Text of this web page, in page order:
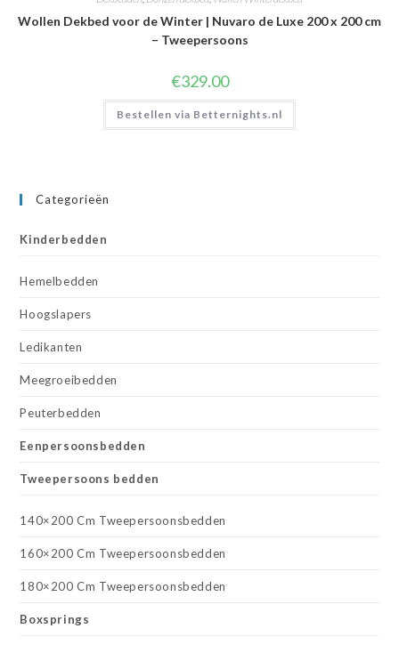
Wollen Dekbed voor de Winter | Nuvaro de Luxe 200 x 200 cm
– Tweepersoons
€329.00
Bestellen via Betternights.nl
Categorieën
Kinderbedden
Hemelbedden
Hoogslapers
Ledikanten
Meegroeibedden
Peuterbedden
Eenpersoonsbedden
Tweepersoons bedden
140×200 Cm Tweepersoonsbedden
160×200 Cm Tweepersoonsbedden
180×200 Cm Tweepersoonsbedden
Boxsprings